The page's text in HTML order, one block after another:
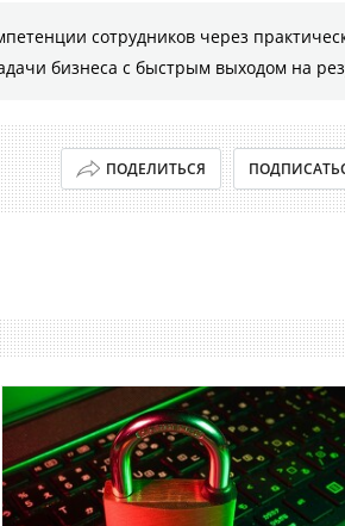
сотрудников через
бизнеса с быстрым выходом на
ПОДЕЛИТЬСЯ